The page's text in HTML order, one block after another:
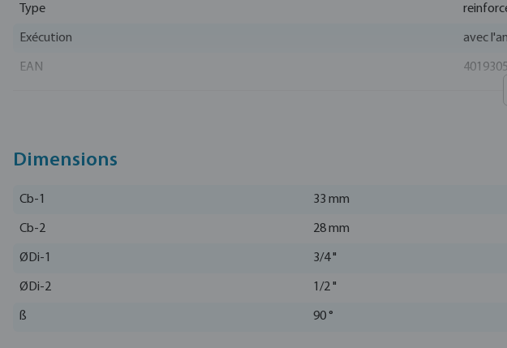
Type
Exécution avec
EAN
Dimensions
Cb-1 33 mm
Cb-2 28 mm
ØDi-1 3/4 "
ØDi-2 1/2 "
ß 90 °